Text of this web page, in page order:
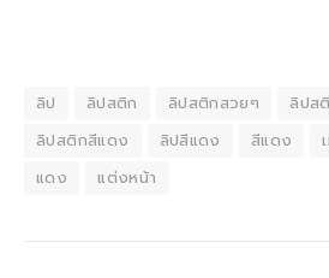
ลิป ลิปสติก ลิปสติกสวยๆ
ลิปส
ลิปสติกสีแดง
ลิปสีแดง สีแดง
แดง
แต่งหน้า